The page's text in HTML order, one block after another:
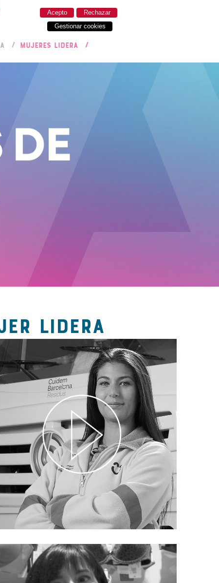
Rechazar
Acepto
Gestionar cookies
MUJERES LIDERA
LIDERA